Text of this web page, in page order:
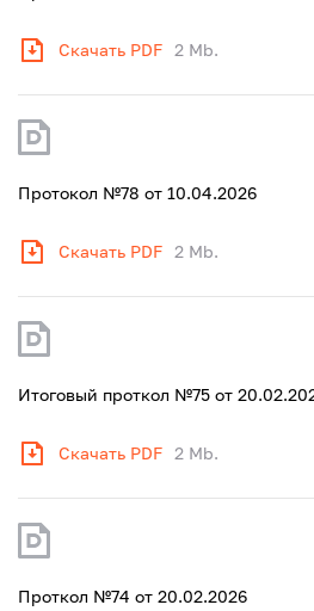
Скачать PDF 2 Mb.
Протокол №78 от 10.04.2026
Скачать PDF 2 Mb.
Итоговый проткол №75 от
Скачать PDF 2 Mb.
Проткол №74 от 20.02.2026